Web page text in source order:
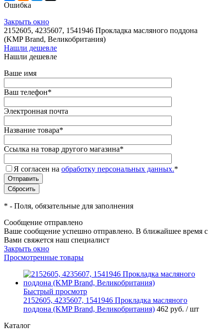
Ошибка
Закрыть окно
2152605, 4235607, 1541946 Прокладка масляного поддона
(KMP Brand, Великобритания)
Нашли дешевле
Нашли дешевле
Ваше имя
Ваш телефон*
Электронная почта
Название товара*
Ссылка на товар другого магазина*
Я согласен на обработку персональных данных.*
* - Поля, обязательные для заполнения
Сообщение отправлено
Ваше сообщение успешно отправлено. В ближайшее время с
Вами свяжется наш специалист
Закрыть окно
Просмотренные товары
Быстрый просмотр
2152605, 4235607, 1541946 Прокладка масляного
поддона (KMP Brand, Великобритания) 462 руб. / шт
Каталог